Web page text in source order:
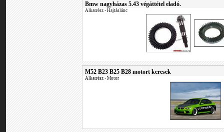
Bmw nagyházas 5.43 végáttétel eladó.
Alkatrész • Hajtáslánc
M52 B23 B25 B28 motort keresek
Alkatrész • Motor